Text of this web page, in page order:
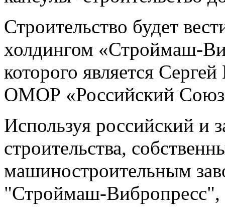
Строительство будет
холдингом «Строймаш-
которого является
ОМОР «Российский Союз
Используя российский и
строительства,
машиностроительным
"Строймаш-Вибропресс",